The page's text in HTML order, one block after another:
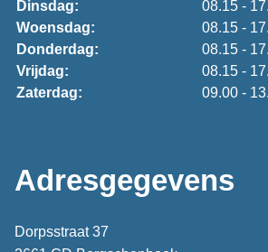
Dinsdag:
08.15 -
Woensdag:
08.15 -
Donderdag:
08.15 -
Vrijdag:
08.15 -
Zaterdag:
09.00 -
Adresgegevens
Dorpsstraat 37